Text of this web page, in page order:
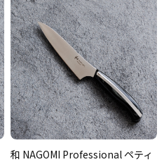
和 NAGOMI Professional ペティ